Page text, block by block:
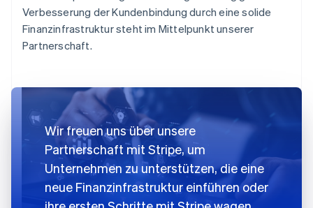
Verbesserung der Kundenbindung durch eine solide
Finanzinfrastruktur steht im Mittelpunkt unserer
Partnerschaft.
Wir freuen uns über unsere
Partnerschaft mit Stripe, um
Unternehmen zu unterstützen, die eine
neue Finanzinfrastruktur einführen oder